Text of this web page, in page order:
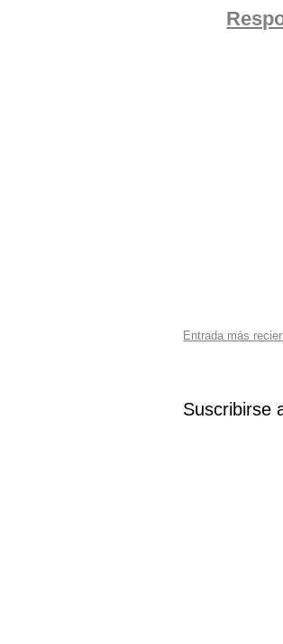
Entrada más
Suscribirse